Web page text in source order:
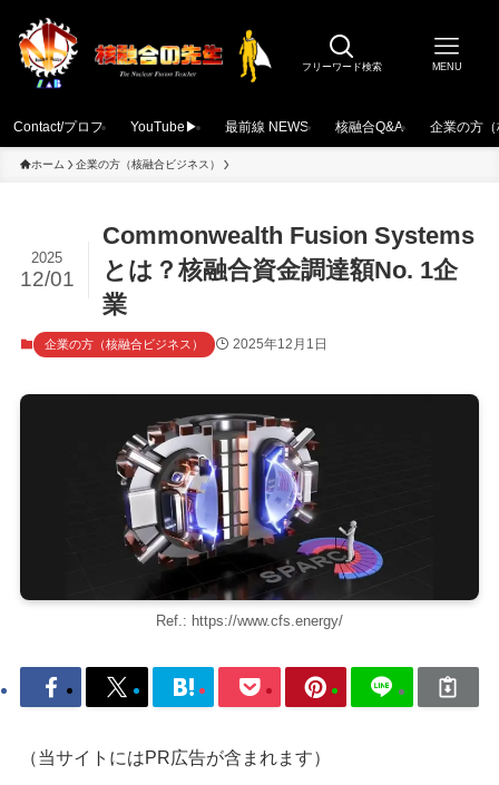
フリーワード検索 MENU
Contact/プロフ YouTube▶ 最前線 NEWS 核融合Q&A 企業の方
ホーム 企業の方（核融合ビジネス）
Commonwealth Fusion Systems
とは？核融合資金調達額No. 1企
業
2025
12/01
企業の方（核融合ビジネス） 2025年12月1日
Ref.: https://www.cfs.energy/
（当サイトにはPR広告が含まれます）